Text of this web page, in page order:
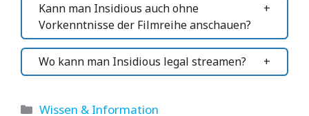
Kann man Insidious auch ohne
Vorkenntnisse der Filmreihe anschauen?
Wo kann man Insidious legal streamen?
Kategorien
Wissen & Information